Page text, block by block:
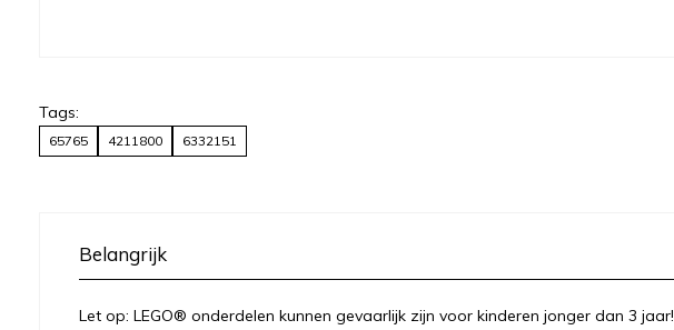
Tags:
65765 4211800 6332151
Belangrijk
Let op: LEGO® onderdelen kunnen gevaarlijk zijn voor kinderen jonger dan 3 jaar!